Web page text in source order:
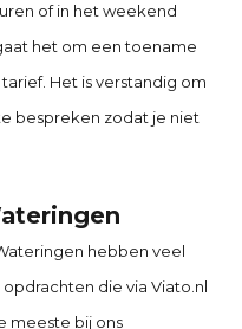
of in het weekend
het om een toename
Het is verstandig om
bespreken zodat je niet
hebben veel
die via Viato.nl
meeste bij ons